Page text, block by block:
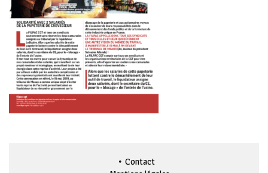
Contact